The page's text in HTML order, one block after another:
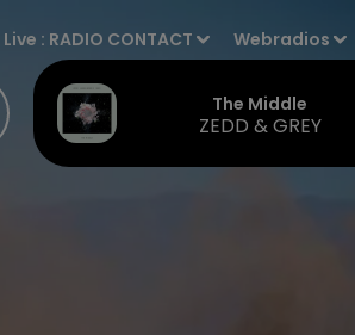
Live : RADIO CONTACT Webradios
The Middle
ZEDD & GREY